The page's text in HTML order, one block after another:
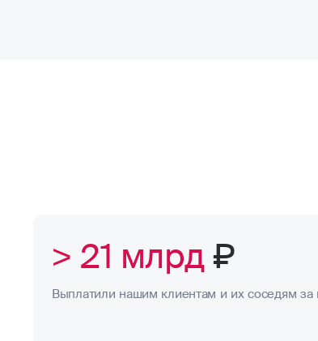
> 21 млрд₽
Выплатили нашим клиентам и их соседям за